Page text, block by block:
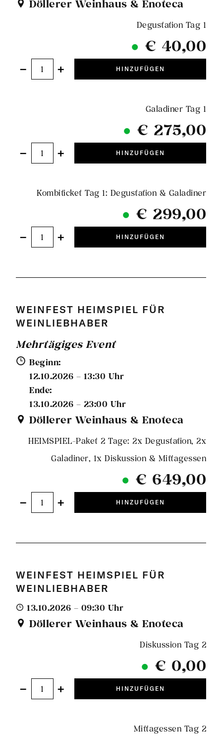
Döllerer Weinhaus & Enoteca
Degustation Tag 1
€ 40,00
− + HINZUFÜGEN
Galadiner Tag 1
€ 275,00
− + HINZUFÜGEN
Kombiticket Tag 1: Degustation & Galadiner
€ 299,00
− + HINZUFÜGEN
WEINFEST HEIMSPIEL FÜR
WEINLIEBHABER
Mehrtägiges Event
Beginn:
12.10.2026 – 13:30 Uhr
Ende:
13.10.2026 – 23:00 Uhr
Döllerer Weinhaus & Enoteca
HEIMSPIEL-Paket 2 Tage: 2x Degustation, 2x
Galadiner, 1x Diskussion & Mittagessen
€ 649,00
− + HINZUFÜGEN
WEINFEST HEIMSPIEL FÜR
WEINLIEBHABER
13.10.2026 – 09:30 Uhr
Döllerer Weinhaus & Enoteca
Diskussion Tag 2
€ 0,00
− + HINZUFÜGEN
Mittagessen Tag 2